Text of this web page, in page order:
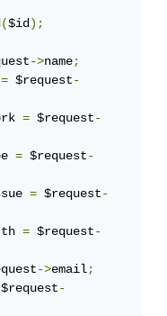
($id);
->name;
= $request-
= $request-
= $request-
= $request-
= $request-
->email;
$request-